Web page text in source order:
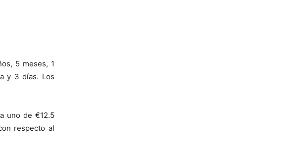
5 meses, 1
y 3 días. Los
uno de €12.5
respecto al